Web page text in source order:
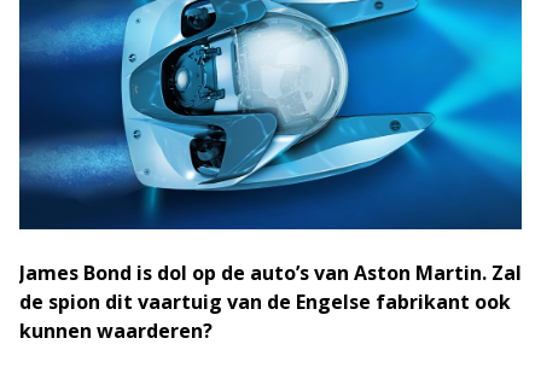
James Bond is dol op de auto’s van Aston Martin. Zal
de spion dit vaartuig van de Engelse fabrikant ook
kunnen waarderen?